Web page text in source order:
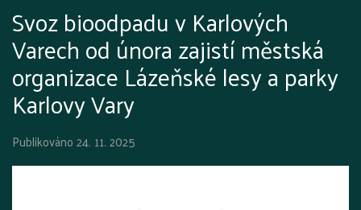
Svoz bioodpadu v Karlových
Varech od února zajistí městská
organizace Lázeňské lesy a parky
Karlovy Vary
Publikováno24. 11. 2025